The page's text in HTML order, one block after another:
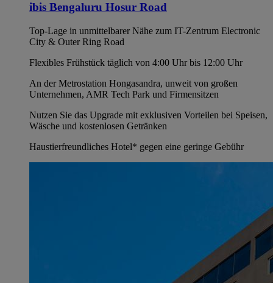
ibis Bengaluru Hosur Road
Top-Lage in unmittelbarer Nähe zum IT-Zentrum Electronic
City & Outer Ring Road
Flexibles Frühstück täglich von 4:00 Uhr bis 12:00 Uhr
An der Metrostation Hongasandra, unweit von großen
Unternehmen, AMR Tech Park und Firmensitzen
Nutzen Sie das Upgrade mit exklusiven Vorteilen bei Speisen,
Wäsche und kostenlosen Getränken
Haustierfreundliches Hotel* gegen eine geringe Gebühr